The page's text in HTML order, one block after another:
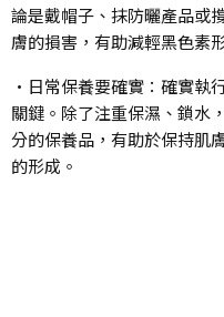
論是戴帽子、抹防曬產品或
膚的損害，有助減輕黑色素
•日常保養要確實：確實執
關鍵。除了注重保濕、鎖水
分的保養品，有助於保持肌
的形成。